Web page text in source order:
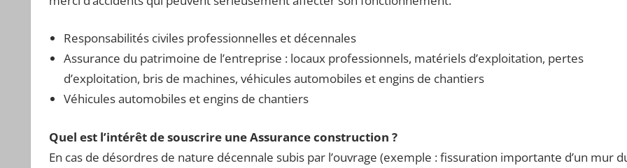
Responsabilités civiles professionnelles et décennales
Assurance du patrimoine de l’entreprise : locaux professionnels, matériels d’exploitation, pertes
d’exploitation, bris de machines, véhicules automobiles et engins de chantiers
Véhicules automobiles et engins de chantiers
Quel est l’intérêt de souscrire une Assurance construction ?
En cas de désordres de nature décennale subis par l’ouvrage (exemple : fissuration importante d’un mur